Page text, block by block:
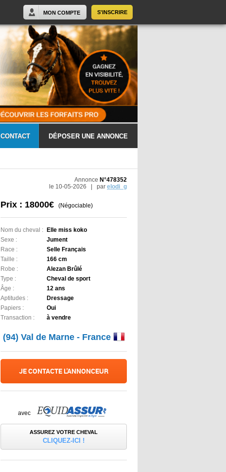
S'INSCRIRE
MON COMPTE
CONTACT DÉPOSER UNE ANNONCE
Annonce N°478352
le 10-05-2026 | par elodi_g
Prix : 18000€ (Négociable)
Nom du cheval :
Elle miss koko
Sexe :
Jument
Race :
Selle Français
Taille :
166 cm
Robe :
Alezan Brûlé
Type :
Cheval de sport
Âge :
12 ans
Aptitudes :
Dressage
Papiers :
Oui
Transaction :
à vendre
(94) Val de Marne - France
JE CONTACTE L'ANNONCEUR
avec
ASSUREZ VOTRE CHEVAL
CLIQUEZ-ICI !